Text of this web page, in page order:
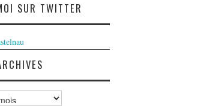
SUR TWITTER